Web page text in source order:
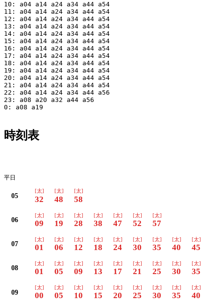
10: a04 a14 a24 a34 a44 a54
11: a04 a14 a24 a34 a44 a54
12: a04 a14 a24 a34 a44 a54
13: a04 a14 a24 a34 a44 a54
14: a04 a14 a24 a34 a44 a54
15: a04 a14 a24 a34 a44 a54
16: a04 a14 a24 a34 a44 a54
17: a04 a14 a24 a34 a44 a54
18: a04 a14 a24 a34 a44 a54
19: a04 a14 a24 a34 a44 a54
20: a04 a14 a24 a34 a44 a54
21: a04 a14 a24 a34 a44 a54
22: a04 a14 a24 a34 a44 a56
23: a08 a20 a32 a44 a56
0: a08 a19
時刻表
平日
05
[太]
32
[太]
48
[太]
58
06
[太]
09
[太]
19
[太]
28
[太]
38
[太]
47
[太]
52
[太]
57
07
[太]
01
[太]
06
[太]
12
[太]
18
[太]
24
[太]
30
[太]
35
[太]
40
[太]
45
08
[太]
01
[太]
05
[太]
09
[太]
13
[太]
17
[太]
21
[太]
25
[太]
30
[太]
35
09
[太]
00
[太]
05
[太]
10
[太]
15
[太]
20
[太]
25
[太]
30
[太]
35
[太]
40